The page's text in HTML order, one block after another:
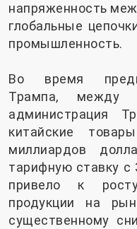
напряженность
глобальные
промышленность.
Во время
Трампа, между
администрация
китайские
миллиардов
тарифную ставку с
привело к
продукции на
существенному